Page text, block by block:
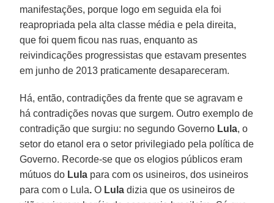
manifestações, porque logo em seguida ela foi
reapropriada pela alta classe média e pela direita,
que foi quem ficou nas ruas, enquanto as
reivindicações progressistas que estavam presentes
em junho de 2013 praticamente desapareceram.
Há, então, contradições da frente que se agravam e
há contradições novas que surgem. Outro exemplo de
contradição que surgiu: no segundo Governo Lula, o
setor do etanol era o setor privilegiado pela política de
Governo. Recorde-se que os elogios públicos eram
mútuos do Lula para com os usineiros, dos usineiros
para com o Lula. O Lula dizia que os usineiros de